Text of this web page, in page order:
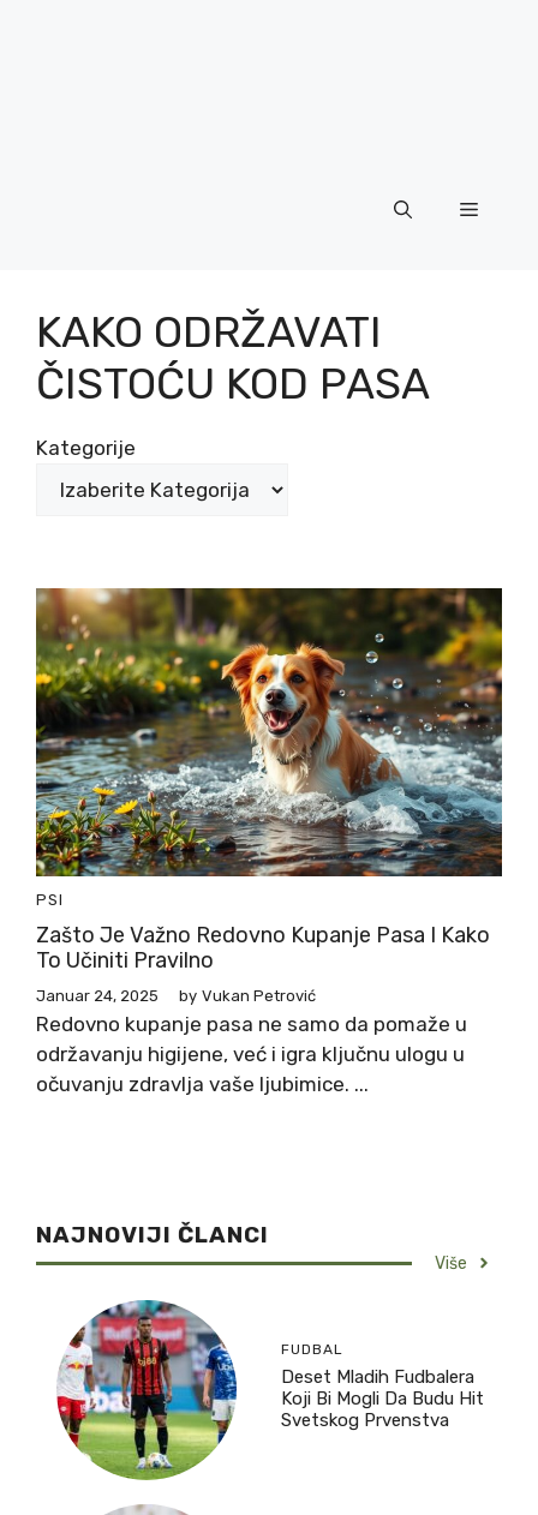
Menu
KAKO ODRŽAVATI
ČISTOĆU KOD PASA
Kategorije
PSI
Zašto Je Važno Redovno Kupanje Pasa I Kako
To Učiniti Pravilno
Januar 24, 2025 by Vukan Petrović
Redovno kupanje pasa ne samo da pomaže u
održavanju higijene, već i igra ključnu ulogu u
očuvanju zdravlja vaše ljubimice. ...
NAJNOVIJI ČLANCI
Više
FUDBAL
Deset Mladih Fudbalera
Koji Bi Mogli Da Budu Hit
Svetskog Prvenstva